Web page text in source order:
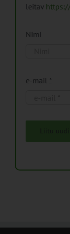
leitav
Nimi
e-mail *